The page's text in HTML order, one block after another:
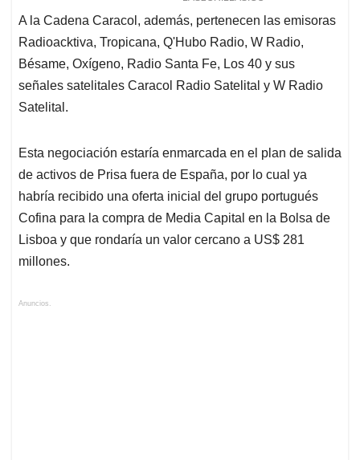
A la Cadena Caracol, además, pertenecen las emisoras
Radioacktiva, Tropicana, Q'Hubo Radio, W Radio,
Bésame, Oxígeno, Radio Santa Fe, Los 40 y sus
señales satelitales Caracol Radio Satelital y W Radio
Satelital.
Esta negociación estaría enmarcada en el plan de salida
de activos de Prisa fuera de España, por lo cual ya
habría recibido una oferta inicial del grupo portugués
Cofina para la compra de Media Capital en la Bolsa de
Lisboa y que rondaría un valor cercano a US$ 281
millones.
Anuncios.